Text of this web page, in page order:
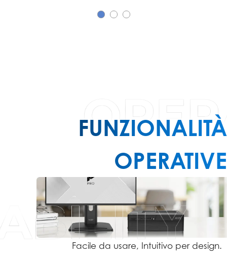
FUNZIONALITÀ
OPERATIVE
Facile da usare, Intuitivo per design.